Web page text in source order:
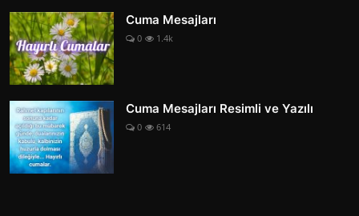
Cuma Mesajları
0 1.4k
Cuma Mesajları Resimli ve Yazılı
0 614